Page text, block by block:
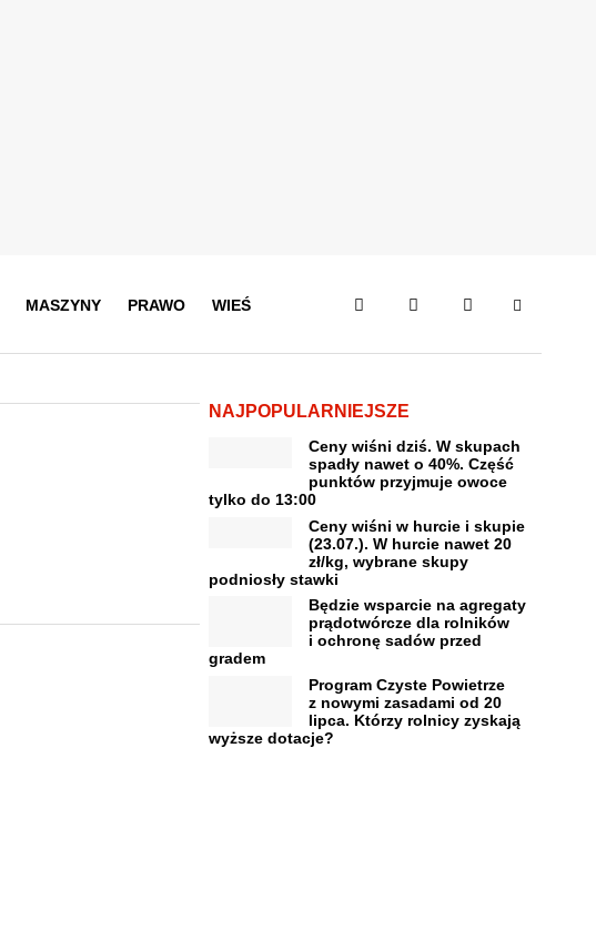
MASZYNY PRAWO WIEŚ
NAJPOPULARNIEJSZE
Ceny wiśni dziś. W skupach
spadły nawet o 40%. Część
punktów przyjmuje owoce
tylko do 13:00
Ceny wiśni w hurcie i skupie
(23.07.). W hurcie nawet 20
zł/kg, wybrane skupy
podniosły stawki
Będzie wsparcie na agregaty
prądotwórcze dla rolników
i ochronę sadów przed
gradem
Program Czyste Powietrze
z nowymi zasadami od 20
lipca. Którzy rolnicy zyskają
wyższe dotacje?